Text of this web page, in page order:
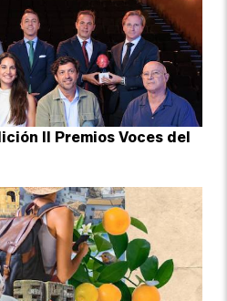
II Premios Voces del